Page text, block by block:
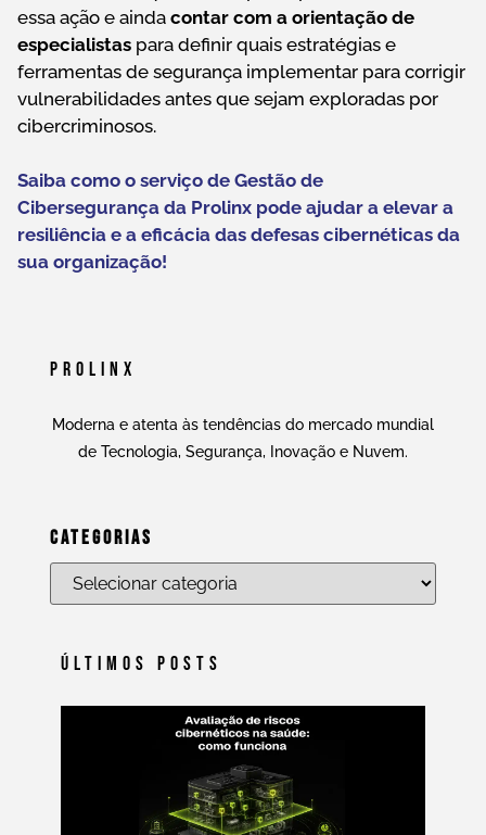
essa ação e ainda contar com a orientação de
especialistas para definir quais estratégias e
ferramentas de segurança implementar para corrigir
vulnerabilidades antes que sejam exploradas por
cibercriminosos.
Saiba como o serviço de Gestão de
Cibersegurança da Prolinx pode ajudar a elevar a
resiliência e a eficácia das defesas cibernéticas da
sua organização!
Prolinx
Moderna e atenta às tendências do mercado mundial
de Tecnologia, Segurança, Inovação e Nuvem.
Categorias
Últimos Posts